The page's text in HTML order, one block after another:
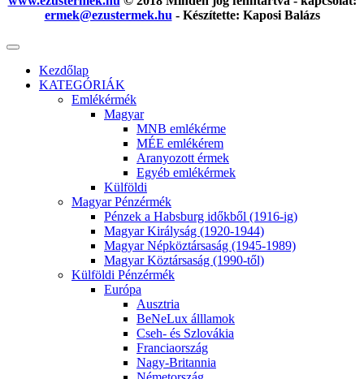
ermek@ezustermek.hu - Készítette: Kaposi Balázs
Kezdőlap
KATEGÓRIÁK
Emlékérmék
Magyar
MNB emlékérme
MÉE emlékérem
Aranyozott érmek
Egyéb emlékérmek
Külföldi
Magyar Pénzérmék
Pénzek a Habsburg időkből (1916-ig)
Magyar Királyság (1920-1944)
Magyar Népköztársaság (1945-1989)
Magyar Köztársaság (1990-től)
Külföldi Pénzérmék
Európa
Ausztria
BeNeLux álllamok
Cseh- és Szlovákia
Franciaország
Nagy-Britannia